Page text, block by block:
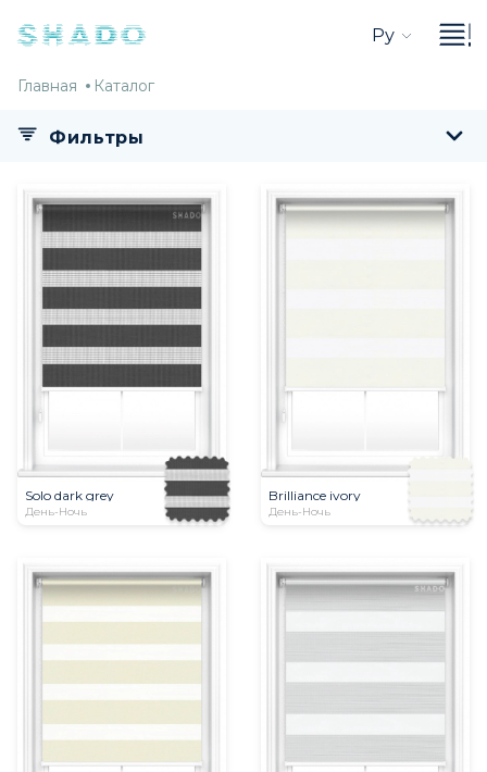
Ру
Главная Главная
Каталог
Каталог
Фильтры
Solo dark grey
День-Ночь
Brilliance ivory
День-Ночь